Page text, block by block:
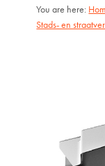
You are here:
Stads- en